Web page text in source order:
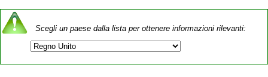
Scegli un paese dalla lista per ottenere informazioni rilevanti: